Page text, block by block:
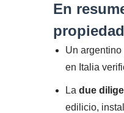
En
Un
en Italia
La due
edilicio,